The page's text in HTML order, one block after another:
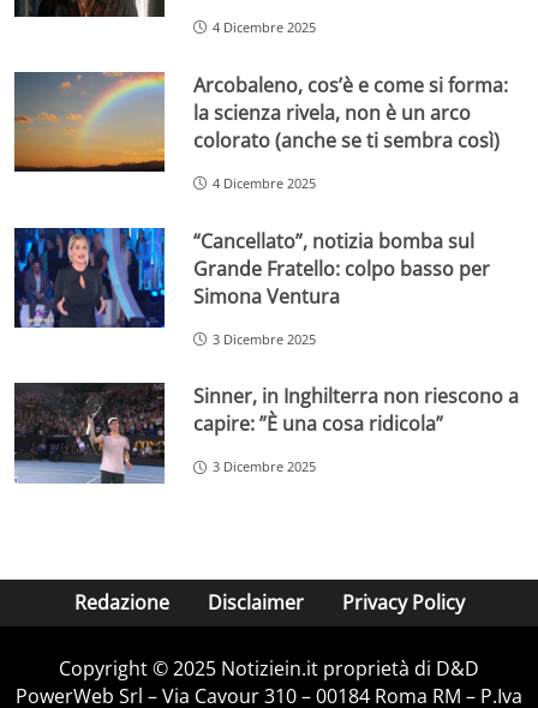
4 Dicembre 2025
Arcobaleno, cos’è e come si forma:
la scienza rivela, non è un arco
colorato (anche se ti sembra così)
4 Dicembre 2025
“Cancellato”, notizia bomba sul
Grande Fratello: colpo basso per
Simona Ventura
3 Dicembre 2025
Sinner, in Inghilterra non riescono a
capire: ”È una cosa ridicola”
3 Dicembre 2025
Redazione Disclaimer Privacy Policy
Copyright © 2025 Notiziein.it proprietà di D&D
PowerWeb Srl – Via Cavour 310 – 00184 Roma RM – P.Iva